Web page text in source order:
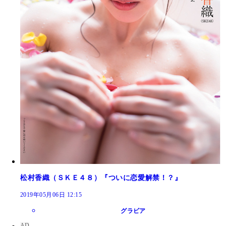
松村香織（ＳＫＥ４８）『ついに恋愛解禁！？』
2019年05月06日 12:15
グラビア